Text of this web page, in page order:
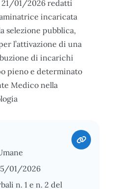
01/2026 redatti
incaricata
selezione pubblica,
l’attivazione di una
di incarichi
pieno e determinato
Medico nella
01/2026
n. 1 e n. 2 del